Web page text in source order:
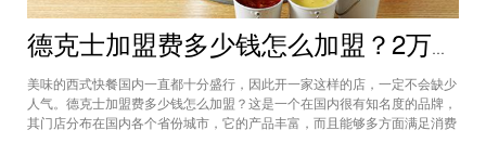
德克士加盟费多少钱怎么加盟？2万加盟费加盟更轻松
美味的西式快餐国内一直都十分盛行，因此开一家这样的店，一定不会缺少
人气。德克士加盟费多少钱怎么加盟？这是一个在国内很有知名度的品牌，
其门店分布在国内各个省份城市，它的产品丰富，而且能够多方面满足消费